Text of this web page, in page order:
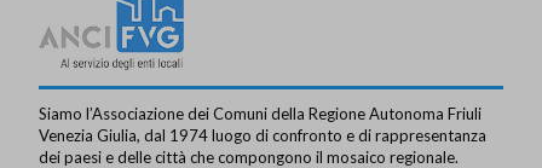
Siamo l’Associazione dei Comuni della Regione Autonoma Friuli
Venezia Giulia, dal 1974 luogo di confronto e di rappresentanza
dei paesi e delle città che compongono il mosaico regionale.